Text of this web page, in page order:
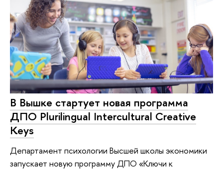
В Вышке стартует новая программа
ДПО Plurilingual Intercultural Creative
Keys
Департамент психологии Высшей школы экономики
запускает новую программу ДПО «Ключи к